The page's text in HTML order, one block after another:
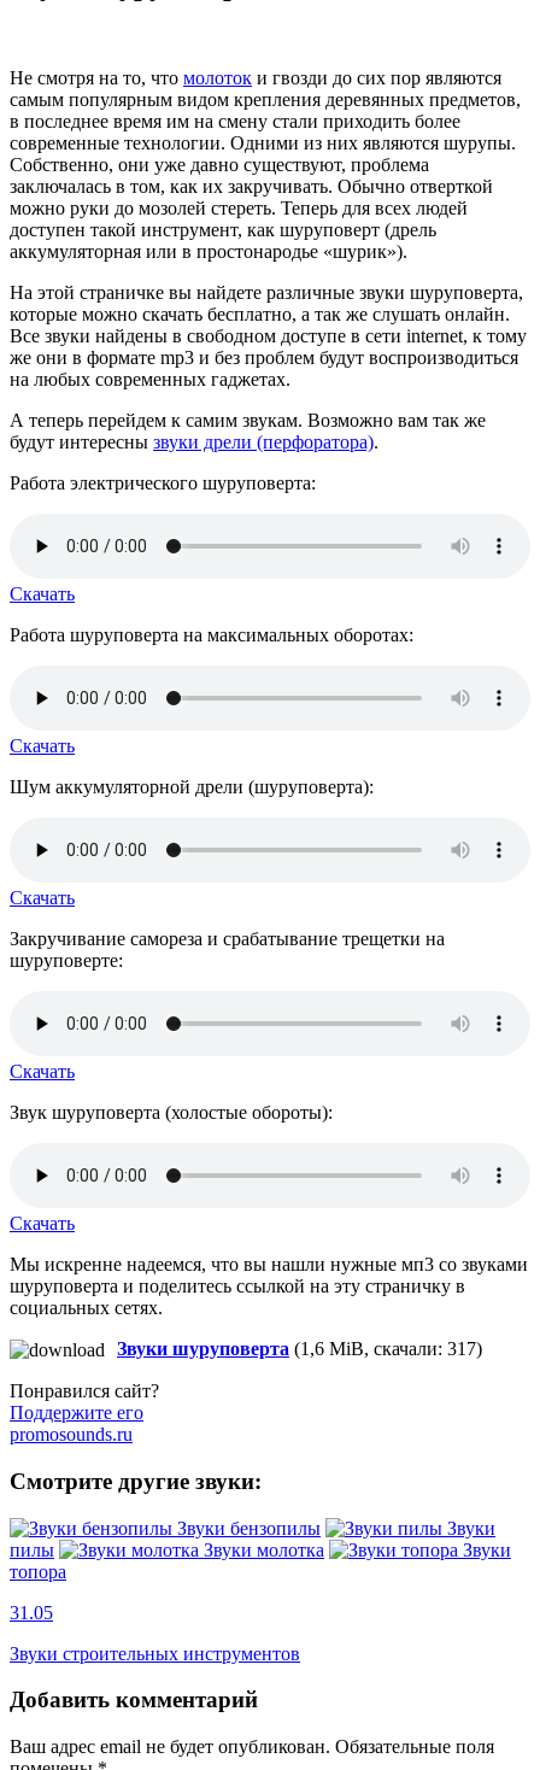
Не смотря на то, что молоток и гвозди до сих пор являются
самым популярным видом крепления деревянных предметов,
в последнее время им на смену стали приходить более
современные технологии. Одними из них являются шурупы.
Собственно, они уже давно существуют, проблема
заключалась в том, как их закручивать. Обычно отверткой
можно руки до мозолей стереть. Теперь для всех людей
доступен такой инструмент, как шуруповерт (дрель
аккумуляторная или в простонародье «шурик»).
На этой страничке вы найдете различные звуки шуруповерта,
которые можно скачать бесплатно, а так же слушать онлайн.
Все звуки найдены в свободном доступе в сети internet, к тому
же они в формате mp3 и без проблем будут воспроизводиться
на любых современных гаджетах.
А теперь перейдем к самим звукам. Возможно вам так же
будут интересны звуки дрели (перфоратора).
Работа электрического шуруповерта:
Скачать
Работа шуруповерта на максимальных оборотах:
Скачать
Шум аккумуляторной дрели (шуруповерта):
Скачать
Закручивание самореза и срабатывание трещетки на
шуруповерте:
Скачать
Звук шуруповерта (холостые обороты):
Скачать
Мы искренне надеемся, что вы нашли нужные мп3 со звуками
шуруповерта и поделитесь ссылкой на эту страничку в
социальных сетях.
Звуки шуруповерта (1,6 MiB, скачали: 317)
Понравился сайт?
Поддержите его
promosounds.ru
Смотрите другие звуки:
Звуки бензопилы
Звуки
пилы
Звуки молотка
Звуки
топора
31.05
Звуки строительных инструментов
Добавить комментарий
Ваш адрес email не будет опубликован. Обязательные поля